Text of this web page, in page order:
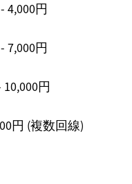
4,000円
7,000円
円
円 (複数回線)